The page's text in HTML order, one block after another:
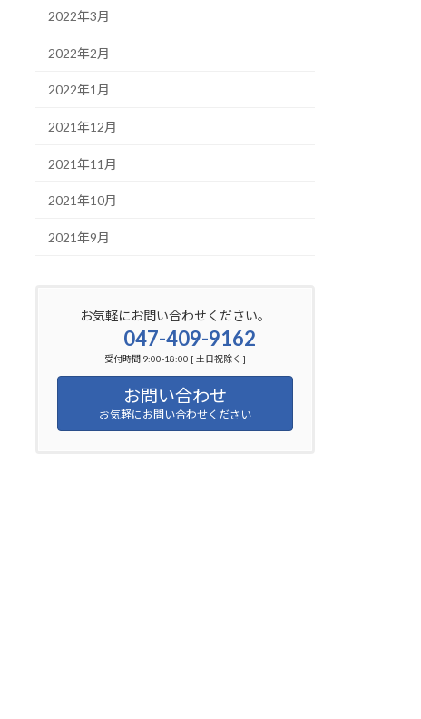
2022年3月
2022年2月
2022年1月
2021年12月
2021年11月
2021年10月
2021年9月
お気軽にお問い合わせください。
047-409-9162
受付時間 9:00-18:00 [ 土日祝除く ]
お問い合わせ
お気軽にお問い合わせください